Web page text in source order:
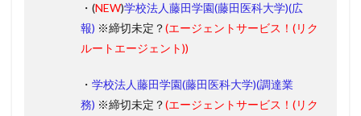
・(NEW)学校法人藤田学園(藤田医科大学)(広
報) ※締切未定？(エージェントサービス！ (リク
ルートエージェント))
・ 学校法人藤田学園(藤田医科大学)(調達業
務) ※締切未定？(エージェントサービス！ (リク